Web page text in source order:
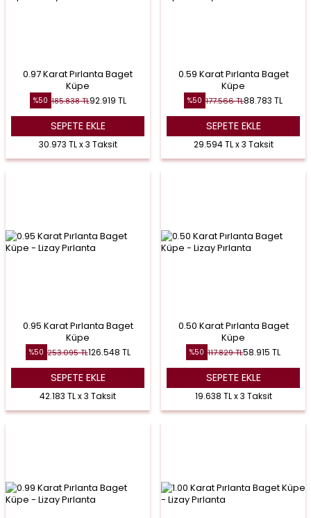
0.97 Karat Pırlanta Baget
Küpe
%50 185.838TL92.919 TL
SEPETE EKLE
30.973 TL x 3 Taksit
0.59 Karat Pırlanta Baget
Küpe
%50 177.566TL88.783 TL
SEPETE EKLE
29.594 TL x 3 Taksit
0.95 Karat Pırlanta Baget
Küpe
%50 253.095TL126.548 TL
SEPETE EKLE
42.183 TL x 3 Taksit
0.50 Karat Pırlanta Baget
Küpe
%50 117.829TL58.915 TL
SEPETE EKLE
19.638 TL x 3 Taksit